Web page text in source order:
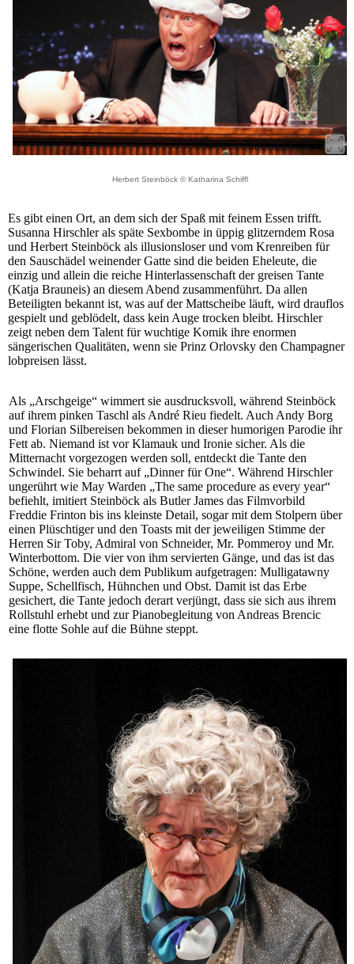
Herbert Steinböck © Katharina Schiffl
Es gibt einen Ort, an dem sich der Spaß mit feinem Essen trifft.
Susanna Hirschler als späte Sexbombe in üppig glitzerndem Rosa
und Herbert Steinböck als illusionsloser und vom Krenreiben für
den Sauschädel weinender Gatte sind die beiden Eheleute, die
einzig und allein die reiche Hinterlassenschaft der greisen Tante
(Katja Brauneis) an diesem Abend zusammenführt. Da allen
Beteiligten bekannt ist, was auf der Mattscheibe läuft, wird drauflos
gespielt und geblödelt, dass kein Auge trocken bleibt. Hirschler
zeigt neben dem Talent für wuchtige Komik ihre enormen
sängerischen Qualitäten, wenn sie Prinz Orlovsky den Champagner
lobpreisen lässt.
Als „Arschgeige“ wimmert sie ausdrucksvoll, während Steinböck
auf ihrem pinken Taschl als André Rieu fiedelt. Auch Andy Borg
und Florian Silbereisen bekommen in dieser humorigen Parodie ihr
Fett ab. Niemand ist vor Klamauk und Ironie sicher. Als die
Mitternacht vorgezogen werden soll, entdeckt die Tante den
Schwindel. Sie beharrt auf „Dinner für One“. Während Hirschler
ungerührt wie May Warden „The same procedure as every year“
befiehlt, imitiert Steinböck als Butler James das Filmvorbild
Freddie Frinton bis ins kleinste Detail, sogar mit dem Stolpern über
einen Plüschtiger und den Toasts mit der jeweiligen Stimme der
Herren Sir Toby, Admiral von Schneider, Mr. Pommeroy und Mr.
Winterbottom. Die vier von ihm servierten Gänge, und das ist das
Schöne, werden auch dem Publikum aufgetragen: Mulligatawny
Suppe, Schellfisch, Hühnchen und Obst. Damit ist das Erbe
gesichert, die Tante jedoch derart verjüngt, dass sie sich aus ihrem
Rollstuhl erhebt und zur Pianobegleitung von Andreas Brencic
eine flotte Sohle auf die Bühne steppt.